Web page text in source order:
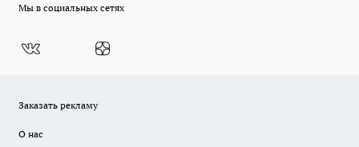
Мы в социальных сетях
Заказать рекламу
О нас